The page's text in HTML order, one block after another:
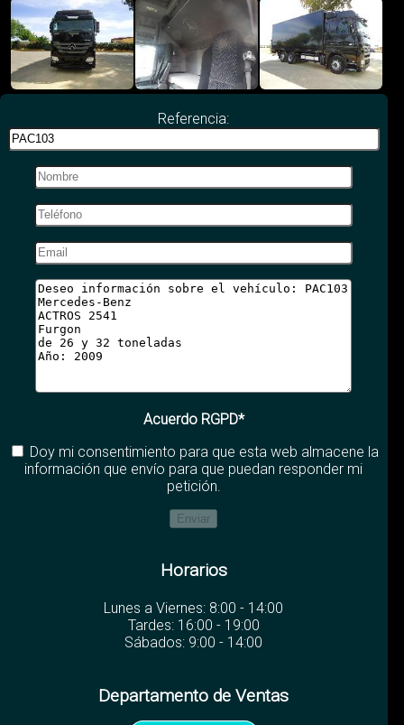
Referencia:
Acuerdo RGPD*
Doy mi consentimiento para que esta web almacene la
información que envío para que puedan responder mi
petición.
Horarios
Lunes a Viernes: 8:00 - 14:00
Tardes: 16:00 - 19:00
Sábados: 9:00 - 14:00
Departamento de Ventas